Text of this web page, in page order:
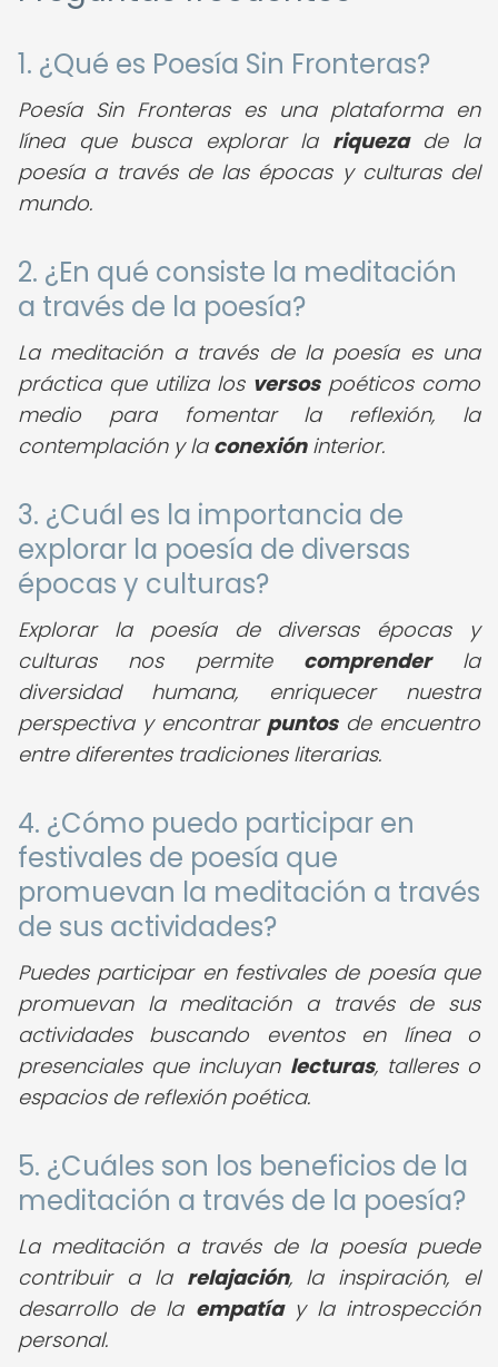
1. ¿Qué es Poesía Sin Fronteras?
Poesía Sin Fronteras es una plataforma en
línea que busca explorar la riquezade la
poesía a través de las épocas y culturas del
mundo.
2. ¿En qué consiste la meditación
a través de la poesía?
La meditación a través de la poesía es una
práctica que utiliza los versospoéticos como
medio para fomentar la reflexión, la
contemplación y la conexióninterior.
3. ¿Cuál es la importancia de
explorar la poesía de diversas
épocas y culturas?
Explorar la poesía de diversas épocas y
culturas nos permite comprenderla
diversidad humana, enriquecer nuestra
perspectiva y encontrar puntosde encuentro
entre diferentes tradiciones literarias.
4. ¿Cómo puedo participar en
festivales de poesía que
promuevan la meditación a través
de sus actividades?
Puedes participar en festivales de poesía que
promuevan la meditación a través de sus
actividades buscando eventos en línea o
presenciales que incluyan lecturas, talleres o
espacios de reflexión poética.
5. ¿Cuáles son los beneficios de la
meditación a través de la poesía?
La meditación a través de la poesía puede
contribuir a la relajación, la inspiración, el
desarrollo de la empatíay la introspección
personal.